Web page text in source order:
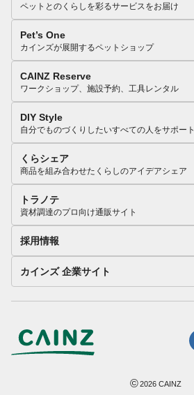
ペットとのくらしを彩るサービスをお届け
Pet’s One
カインズが展開するペットショップ
CAINZ Reserve
ワークショップ、施設予約、工具レンタル
DIY Style
自分でものづくりしたいすべての人をサポート
くらシェア
商品を組み合わせたくらしのアイデアシェア
トラノテ
資材調達のプロ向け通販サイト
採用情報
カインズ 企業サイト
©2026 CAINZ